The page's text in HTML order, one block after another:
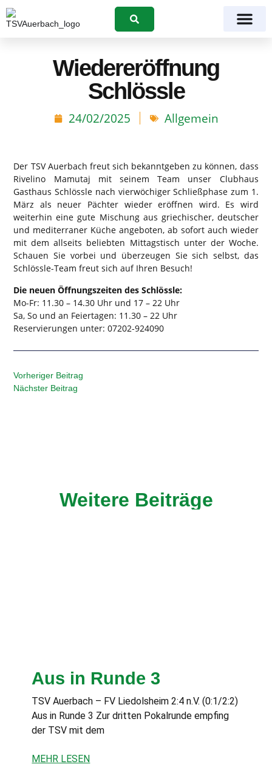
Suchen
Wiedereröffnung
Schlössle
24/02/2025 Allgemein
Der TSV Auerbach freut sich bekanntgeben zu können, dass
Rivelino Mamutaj mit seinem Team unser Clubhaus
Gasthaus Schlössle nach vierwöchiger Schließphase zum 1.
März als neuer Pächter wieder eröffnen wird. Es wird
weiterhin eine gute Mischung aus griechischer, deutscher
und mediterraner Küche angeboten, ab sofort auch wieder
mit dem allseits beliebten Mittagstisch unter der Woche.
Schauen Sie vorbei und überzeugen Sie sich selbst, das
Schlössle-Team freut sich auf Ihren Besuch!
Die neuen Öffnungszeiten des Schlössle:
Mo-Fr: 11.30 – 14.30 Uhr und 17 – 22 Uhr
Sa, So und an Feiertagen: 11.30 – 22 Uhr
Reservierungen unter: 07202-924090
Vorheriger Beitrag
Nächster Beitrag
Weitere Beiträge
Aus in Runde 3
TSV Auerbach – FV Liedolsheim 2:4 n.V. (0:1/2:2)
Aus in Runde 3 Zur dritten Pokalrunde empfing
der TSV mit dem
MEHR LESEN